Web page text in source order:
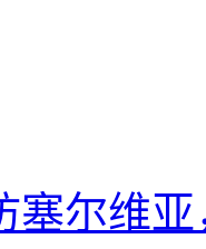
塞尔维